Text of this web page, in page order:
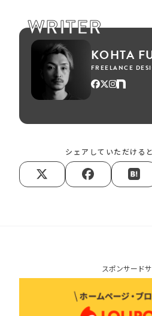
WRITER
KOHTA
FREELANCE
シェアしていただける
スポンサード